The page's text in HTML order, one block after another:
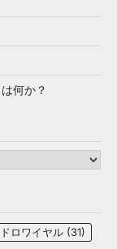
何か？
ロワイヤル (31)